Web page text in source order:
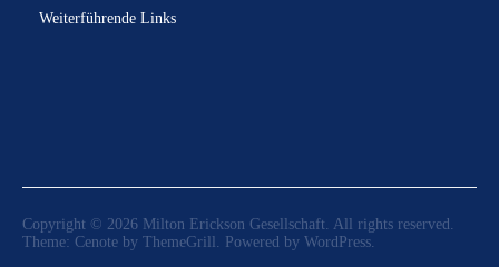
Weiterführende Links
Copyright © 2026 Milton Erickson Gesellschaft. All rights reserved.
Theme: Cenote by ThemeGrill. Powered by WordPress.